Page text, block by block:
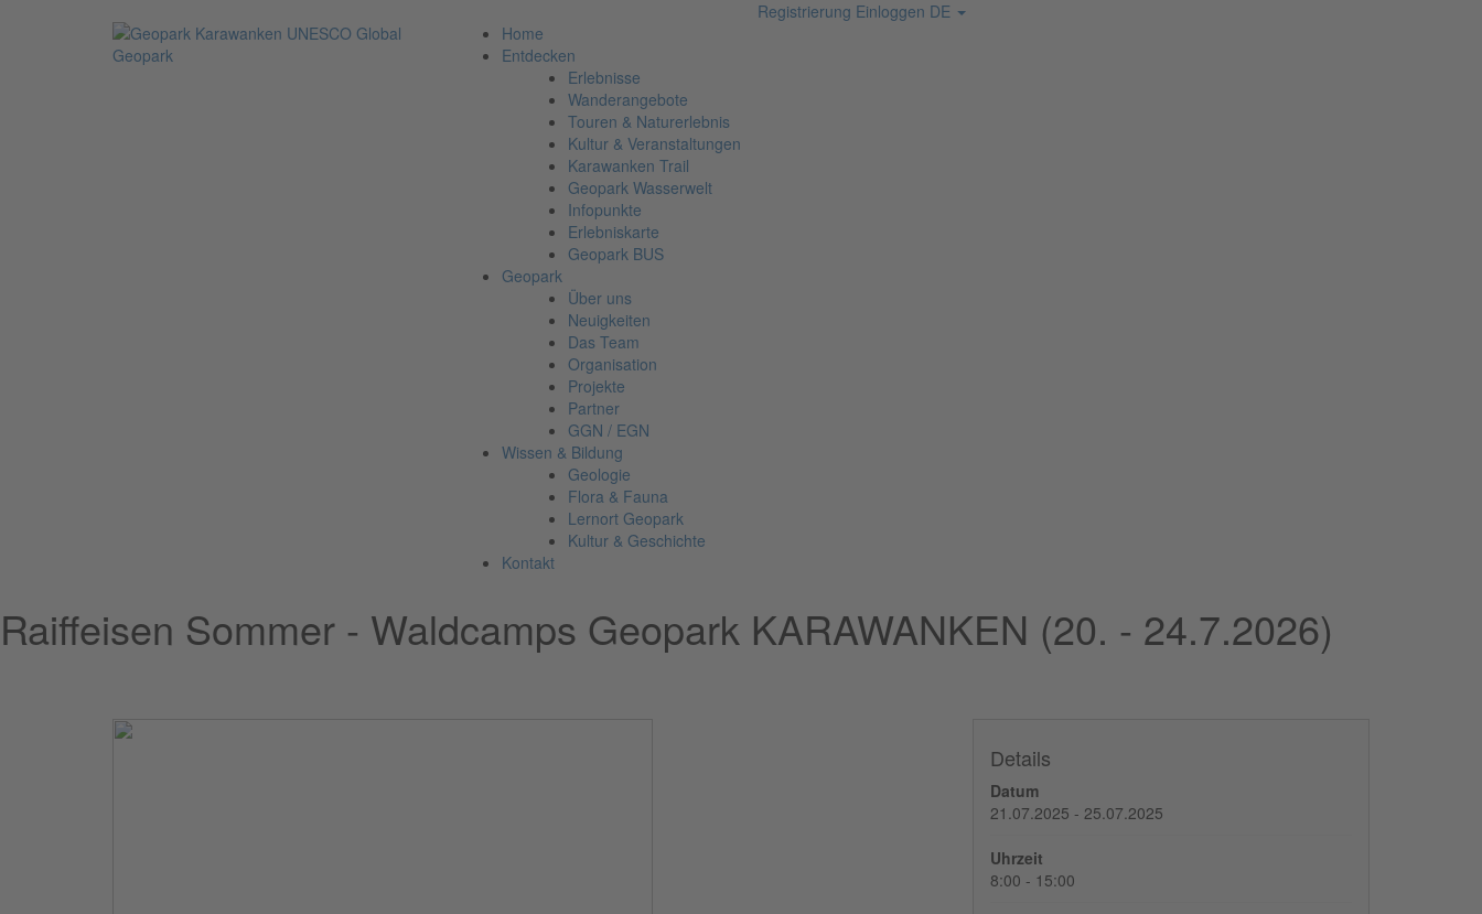
Registrierung Einloggen DE
Home
Entdecken
Erlebnisse
Wanderangebote
Touren & Naturerlebnis
Kultur & Veranstaltungen
Karawanken Trail
Geopark Wasserwelt
Infopunkte
Erlebniskarte
Geopark BUS
Geopark
Über uns
Neuigkeiten
Das Team
Organisation
Projekte
Partner
GGN / EGN
Wissen & Bildung
Geologie
Flora & Fauna
Lernort Geopark
Kultur & Geschichte
Kontakt
Raiffeisen Sommer - Waldcamps Geopark KARAWANKEN (20. - 24.7.2026)
Details
Datum
21.07.2025 - 25.07.2025
Uhrzeit
8:00 - 15:00